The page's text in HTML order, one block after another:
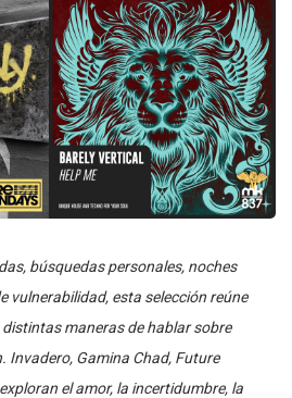
búsquedas personales, noches
vulnerabilidad, esta selección reúne
maneras de hablar sobre
Invadero, Gamina Chad, Future
el amor, la incertidumbre, la